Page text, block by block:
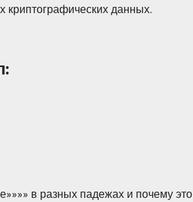
криптографических данных.
в разных падежах и почему это